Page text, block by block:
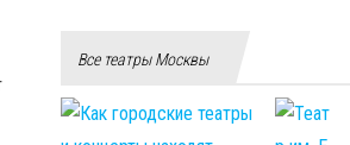
Все театры Москвы